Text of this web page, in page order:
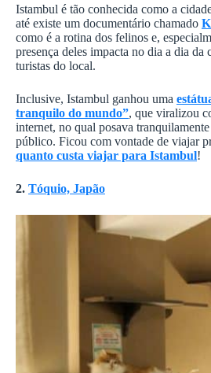
Istambul é tão conhecida como a
até existe um documentário chamado
como é a rotina dos felinos e,
presença deles impacta no dia a dia da
turistas do local.
Inclusive, Istambul ganhou uma
tranquilo do mundo”, que viralizou
internet, no qual posava
público. Ficou com vontade de viajar
quanto custa viajar para Istambul!
2. Tóquio, Japão